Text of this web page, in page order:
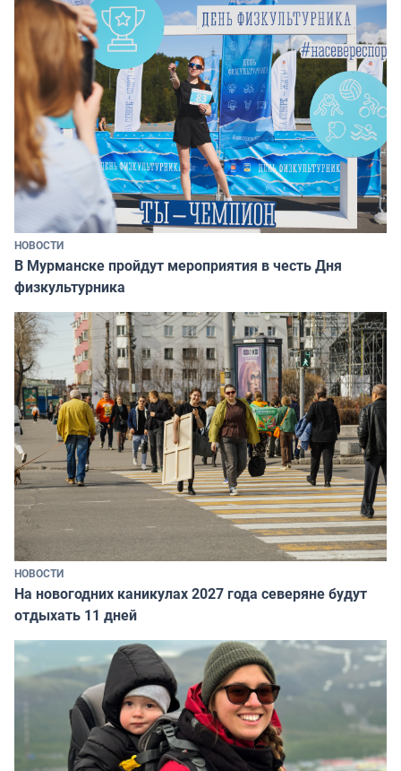
НОВОСТИ
В Мурманске пройдут мероприятия в честь Дня
физкультурника
НОВОСТИ
На новогодних каникулах 2027 года северяне будут
отдыхать 11 дней